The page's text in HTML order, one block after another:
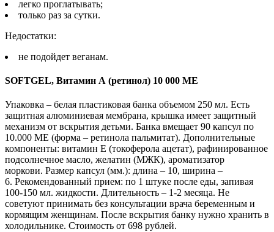
легко проглатывать;
только раз за сутки.
Недостатки:
не подойдет веганам.
SOFTGEL, Витамин А (ретинол) 10 000 МЕ
Упаковка – белая пластиковая банка объемом 250 мл. Есть
защитная алюминиевая мембрана, крышка имеет защитный
механизм от вскрытия детьми. Банка вмещает 90 капсул по
10.000 МЕ (форма – ретинола пальмитат). Дополнительные
компоненты: витамин Е (токоферола ацетат), рафинированное
подсолнечное масло, желатин (МЖК), ароматизатор
моркови. Размер капсул (мм.): длина – 10, ширина –
6. Рекомендованный прием: по 1 штуке после еды, запивая
100-150 мл. жидкости. Длительность – 1-2 месяца. Не
советуют принимать без консультации врача беременным и
кормящим женщинам. После вскрытия банку нужно хранить в
холодильнике. Стоимость от 698 рублей.